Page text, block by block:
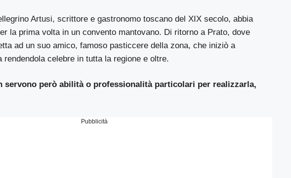
Artusi, scrittore e gastronomo toscano del XIX secolo, abbia
la prima volta in un convento mantovano. Di ritorno a Prato, dove
ad un suo amico, famoso pasticcere della zona, che iniziò a
rendendola celebre in tutta la regione e oltre.
servono però abilità o professionalità particolari per realizzarla,
Pubblicità